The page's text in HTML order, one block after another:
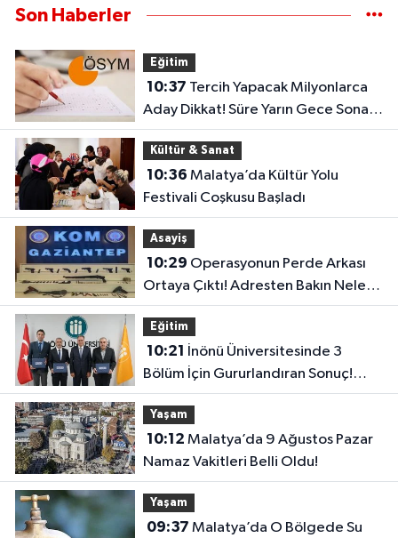
Son Haberler
Eğitim
10:37
Aday Dikkat! Süre Yarın Gece Sona
Eriyor
Kültür & Sanat
10:36
Festivali Coşkusu Başladı
Asayiş
10:29
Ortaya Çıktı! Adresten Bakın Neler
Çıktı
Eğitim
10:21
Bölüm İçin Gururlandıran Sonuç!
2028’e Kadar Geçerli
Yaşam
10:12
Namaz Vakitleri Belli Oldu!
Yaşam
09:37